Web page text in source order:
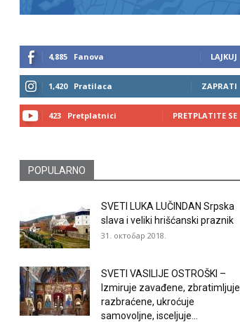
4,885 Fanova LAJKUJ
1,420 Pratilaca ZAPRATI
423 Pretplatnici PRETPLATITE SE
POPULARNO
SVETI LUKA LUČINDAN Srpska
slava i veliki hrišćanski praznik
31. октобар 2018.
SVETI VASILIJE OSTROŠKI –
Izmiruje zavađene, zbratimljuje
razbraćene, ukroćuje
samovoljne, isceljuje...